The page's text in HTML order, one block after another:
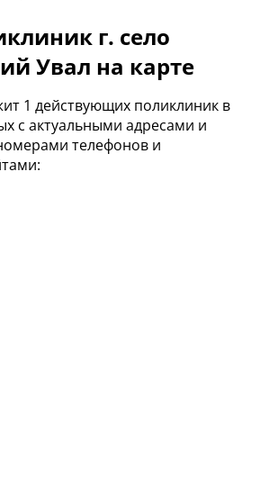
г. село
Увал на карте
1 действующих поликлиник в
с актуальными адресами и
телефонов и